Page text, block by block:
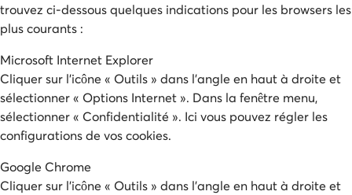
trouvez ci-dessous quelques indications pour les browsers les
plus courants :
Microsoft Internet Explorer
Cliquer sur l'icône « Outils » dans l’angle en haut à droite et
sélectionner « Options Internet ». Dans la fenêtre menu,
sélectionner « Confidentialité ». Ici vous pouvez régler les
configurations de vos cookies.
Google Chrome
Cliquer sur l'icône « Outils » dans l’angle en haut à droite et